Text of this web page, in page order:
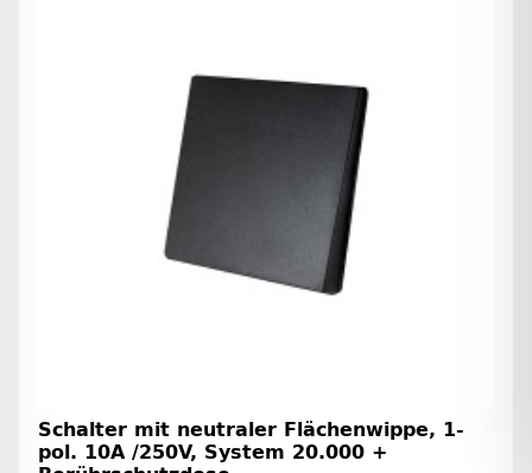
Schalter mit neutraler Flächenwippe, 1-
pol. 10A /250V, System 20.000 +